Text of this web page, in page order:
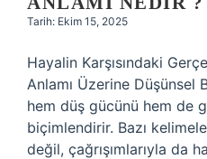
Tarih: Ekim 15, 2025
Hayalin Karşısındaki
Anlamı Üzerine Düşünsel
hem düş gücünü hem de
biçimlendirir. Bazı
değil, çağrışımlarıyla da